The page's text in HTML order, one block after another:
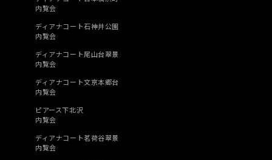
内覧会
ディアナコート石神井公園
内覧会
ディアナコート尾山台翠景
内覧会
ディアナコート文京本郷台
内覧会
ピアース下北沢
内覧会
ディアナコート茗荷谷翠景
内覧会